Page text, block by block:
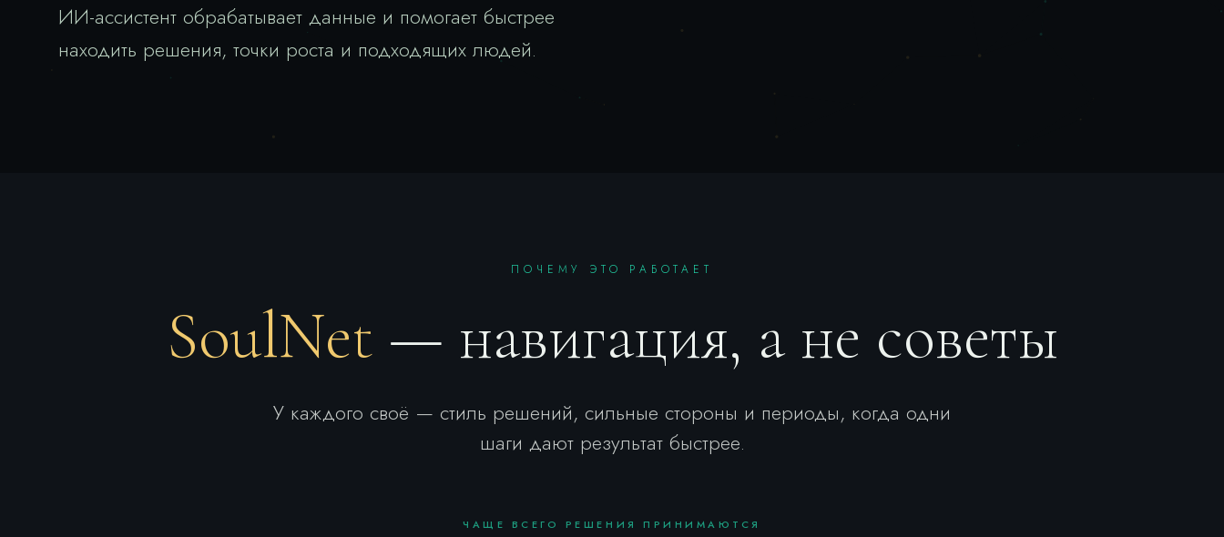
ИИ-ассистент обрабатывает данные и помогает быстрее
находить решения, точки роста и подходящих людей.
ПОЧЕМУ ЭТО РАБОТАЕТ
SoulNet — навигация, а не советы
У каждого своё — стиль решений, сильные стороны и периоды, когда одни
шаги дают результат быстрее.
ЧАЩЕ ВСЕГО РЕШЕНИЯ ПРИНИМАЮТСЯ